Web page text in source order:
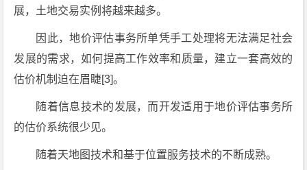
展，土地交易实例将越来越多。
因此，地价评估事务所单凭手工处理将无法满足社会
发展的需求，如何提高工作效率和质量，建立一套高效的
估价机制迫在眉睫[3]。
随着信息技术的发展，而开发适用于地价评估事务所
的估价系统很少见。
随着天地图技术和基于位置服务技术的不断成熟。